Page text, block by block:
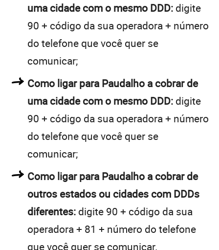
uma cidade com o mesmo DDD: digite
90 + código da sua operadora + número
do telefone que você quer se
comunicar;
Como ligar para Paudalho a cobrar de
uma cidade com o mesmo DDD: digite
90 + código da sua operadora + número
do telefone que você quer se
comunicar;
Como ligar para Paudalho a cobrar de
outros estados ou cidades com DDDs
diferentes: digite 90 + código da sua
operadora + 81 + número do telefone
que você quer se comunicar.